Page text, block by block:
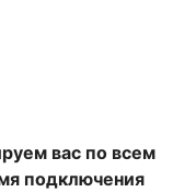
вас по всем
подключения